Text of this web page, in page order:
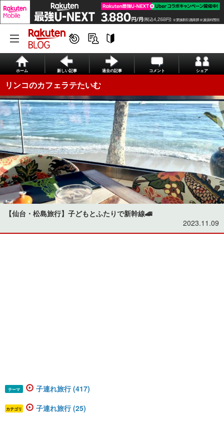
ホーム 新しい記事 過去の記事 コメント シェア
リンコのカフェラテたいむ
【仙台・松島旅行】子どもとふたりで新幹線🚄
2023.11.09
テーマ 子連れ旅行 (417)
カテゴリ 子連れ旅行 (25)